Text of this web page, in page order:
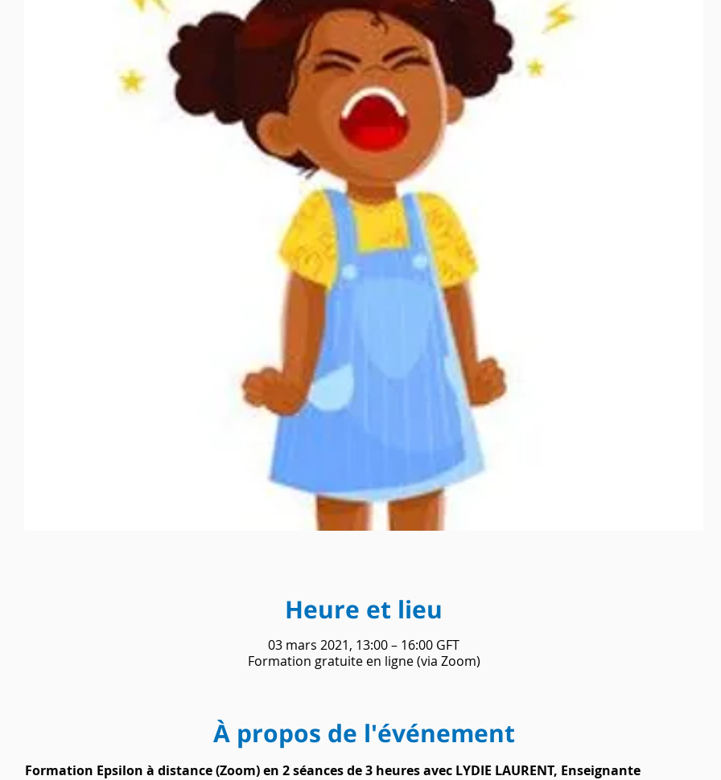
Heure et lieu
03 mars 2021, 13:00 – 16:00 GFT
Formation gratuite en ligne (via Zoom)
À propos de l'événement
Formation Epsilon à distance (Zoom) en 2 séances de 3 heures avec LYDIE LAURENT, Enseignante